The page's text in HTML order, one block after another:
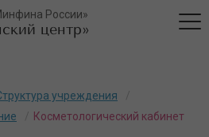
России»
центр»
учреждения
Косметологический кабинет